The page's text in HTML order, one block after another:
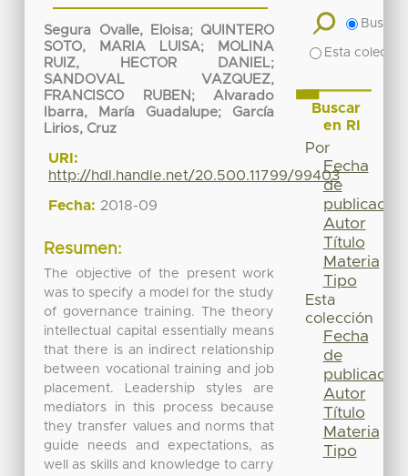
Segura Ovalle, Eloisa; QUINTERO
SOTO, MARIA LUISA;
MOLINA
RUIZ, HECTOR DANIEL;
SANDOVAL VAZQUEZ,
FRANCISCO RUBEN ;Alvarado
Ibarra, María Guadalupe; García
Lirios, Cruz
URI:
http://hdl.handle.net/20.500.11799/99403
Fecha: 2018-09
Resumen:
The objective of the present work
was to specify a model for the study
of governance training. The theory
intellectual capital essentially means
that there is an indirect relationship
between vocational training and job
placement. Leadership styles are
mediators in this process because
they transfer values and norms that
guide needs and expectations, as
well as skills and knowledge to carry
Buscar
Esta
Buscar
en RI
Por
Fecha
de
publicación
Autor
Título
Materia
Tipo
Esta
colección
Fecha
de
publicación
Autor
Título
Materia
Tipo